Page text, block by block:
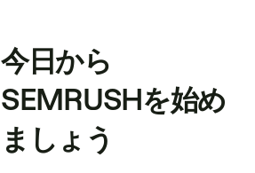
今日から
SEMRUSHを始め
ましょう